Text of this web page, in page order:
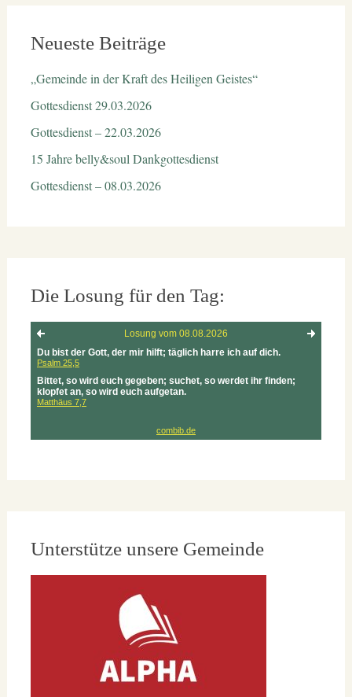
Neueste Beiträge
„Gemeinde in der Kraft des Heiligen Geistes“
Gottesdienst 29.03.2026
Gottesdienst – 22.03.2026
15 Jahre belly&soul Dankgottesdienst
Gottesdienst – 08.03.2026
Die Losung für den Tag:
Unterstütze unsere Gemeinde